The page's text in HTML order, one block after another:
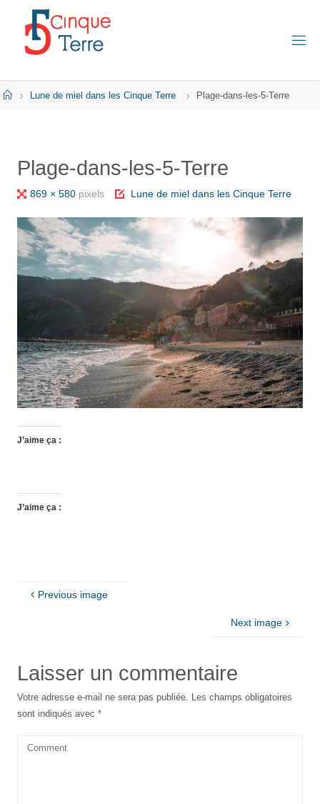
content
RE
E
TA
LI
E
HomeLune de miel dans les Cinque Terre Plage-dans-les-5-Terre
Plage-dans-les-5-Terre
Full869 × 580 pixels Lune de miel dans les Cinque Terre
J’aime ça :
J’aime ça :
Previous image
Next image
Laisser un commentaire
Votre adresse e-mail ne sera pas publiée. Les champs obligatoires
sont indiqués avec*